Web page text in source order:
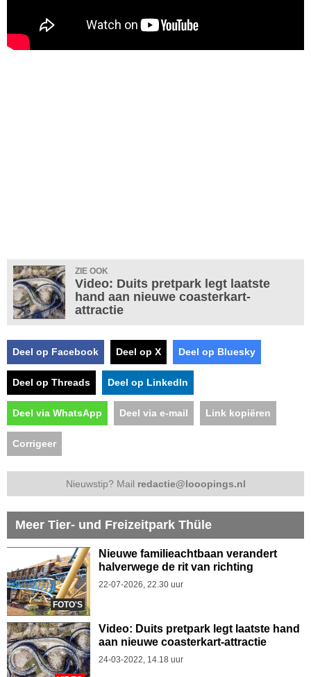
ZIE OOK
Video: Duits pretpark legt laatste
hand aan nieuwe coasterkart-
attractie
Deel op Facebook Deel op X Deel op Bluesky
Deel op Threads Deel op LinkedIn
Deel via WhatsApp Deel via e-mail Link kopiëren
Corrigeer
Nieuwstip? Mail redactie@looopings.nl
Meer Tier- und Freizeitpark Thüle
FOTO'S
Nieuwe familieachtbaan verandert
halverwege de rit van richting
22-07-2026, 22.30 uur
Video: Duits pretpark legt laatste hand
aan nieuwe coasterkart-attractie
24-03-2022, 14.18 uur